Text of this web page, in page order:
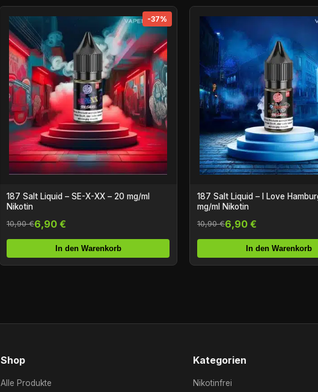
-37%
187 Salt Liquid – SE-X-XX – 20 mg/ml
Nikotin
10,90 €6,90 €
In den Warenkorb
187 Salt Liquid – I Love
mg/ml Nikotin
10,90 €6,90 €
In den Warenkorb
Shop
Alle Produkte
Kategorien
Nikotinfrei